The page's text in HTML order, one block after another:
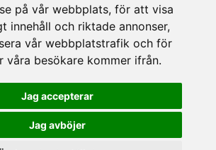
på vår webbplats, för att visa
innehåll och riktade annonser,
vår webbplatstrafik och för
våra besökare kommer ifrån.
Jag accepterar
Jag avböjer